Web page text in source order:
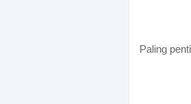
Paling